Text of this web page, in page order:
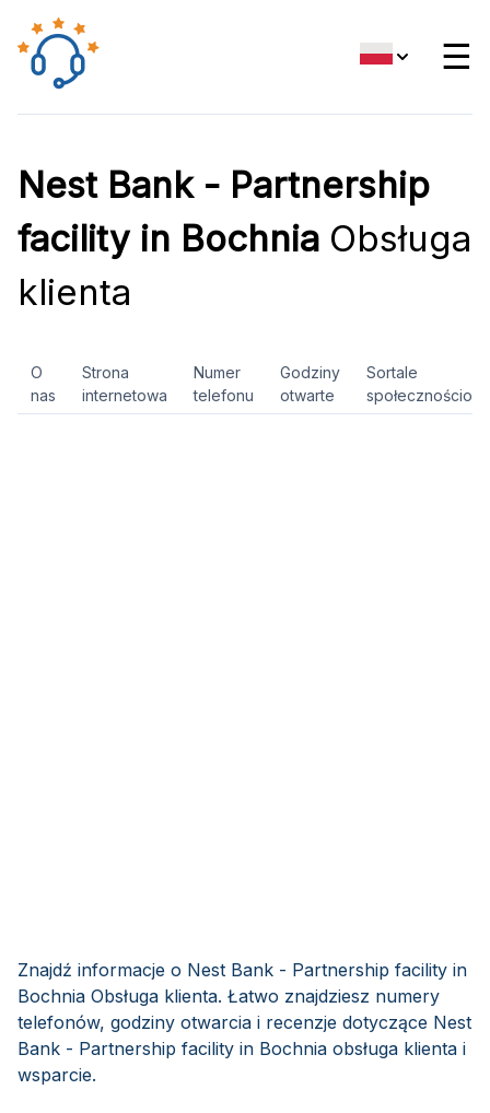
☰
Nest Bank - Partnership
facility in Bochnia Obsługa
klienta
O
nas
Strona
internetowa
Numer
telefonu
Godziny
otwarte
Sortale
Znajdź informacje o Nest Bank - Partnership facility in
Bochnia Obsługa klienta. Łatwo znajdziesz numery
telefonów, godziny otwarcia i recenzje dotyczące Nest
Bank - Partnership facility in Bochnia obsługa klienta i
wsparcie.